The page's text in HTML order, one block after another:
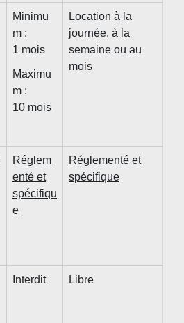
Minimu
m :
1 mois
Maximu
m :
10 mois
Location à la
journée, à la
semaine ou au
mois
Réglem
enté et
spécifiqu
e
Réglementé et
spécifique
Interdit Libre